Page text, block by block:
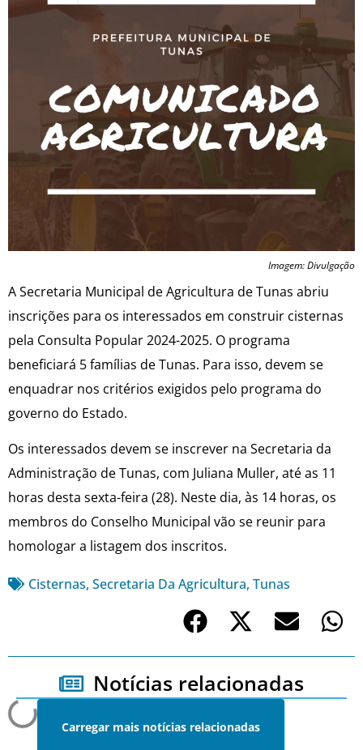
Imagem: Divulgação
A Secretaria Municipal de Agricultura de Tunas abriu
inscrições para os interessados em construir cisternas
pela Consulta Popular 2024-2025. O programa
beneficiará 5 famílias de Tunas. Para isso, devem se
enquadrar nos critérios exigidos pelo programa do
governo do Estado.
Os interessados devem se inscrever na Secretaria da
Administração de Tunas, com Juliana Muller, até as 11
horas desta sexta-feira (28). Neste dia, às 14 horas, os
membros do Conselho Municipal vão se reunir para
homologar a listagem dos inscritos.
Cisternas, Secretaria Da Agricultura, Tunas
Notícias relacionadas
Carregar mais notícias relacionadas